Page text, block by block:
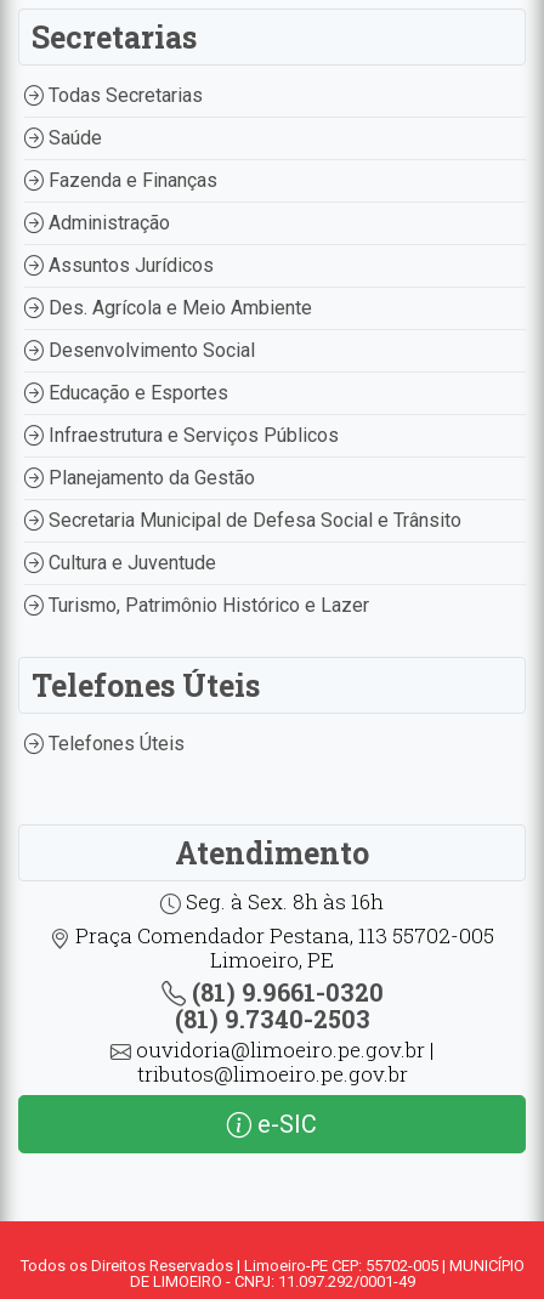
Secretarias
Todas Secretarias
Saúde
Fazenda e Finanças
Administração
Assuntos Jurídicos
Des. Agrícola e Meio Ambiente
Desenvolvimento Social
Educação e Esportes
Infraestrutura e Serviços Públicos
Planejamento da Gestão
Secretaria Municipal de Defesa Social e Trânsito
Cultura e Juventude
Turismo, Patrimônio Histórico e Lazer
Telefones Úteis
Telefones Úteis
Atendimento
Seg. à Sex. 8h às 16h
Praça Comendador Pestana, 113 55702-005
Limoeiro, PE
(81) 9.9661-0320
(81) 9.7340-2503
ouvidoria@limoeiro.pe.gov.br |
tributos@limoeiro.pe.gov.br
e-SIC
Todos os Direitos Reservados | Limoeiro-PE CEP: 55702-005 | MUNICÍPIO
DE LIMOEIRO - CNPJ: 11.097.292/0001-49